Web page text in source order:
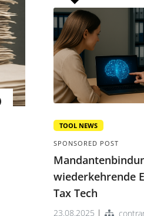
TOOL NEWS
SPONSORED POST
wiederkehrende
Tax Tech
23.08.2025 |